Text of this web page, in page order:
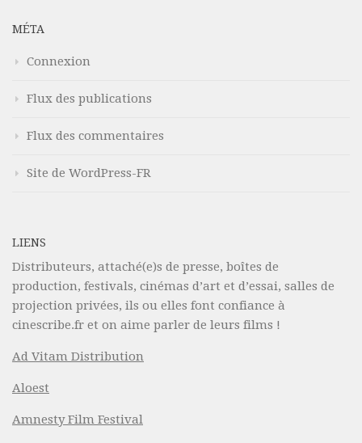
MÉTA
Connexion
Flux des publications
Flux des commentaires
Site de WordPress-FR
LIENS
Distributeurs, attaché(e)s de presse, boîtes de
production, festivals, cinémas d’art et d’essai, salles de
projection privées, ils ou elles font confiance à
cinescribe.fr et on aime parler de leurs films !
Ad Vitam Distribution
Aloest
Amnesty Film Festival